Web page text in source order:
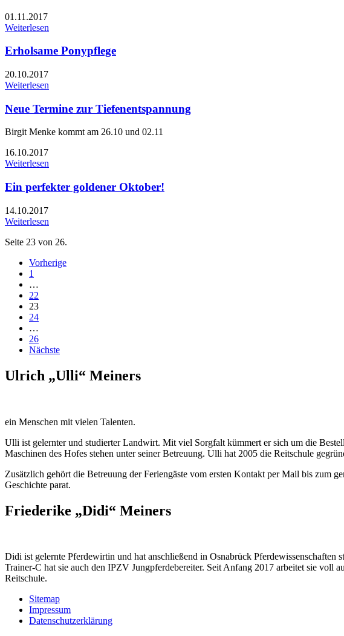
01.11.2017
Weiterlesen
Erholsame Ponypflege
20.10.2017
Weiterlesen
Neue Termine zur Tiefenentspannung
Birgit Menke kommt am 26.10 und 02.11
16.10.2017
Weiterlesen
Ein perfekter goldener Oktober!
14.10.2017
Weiterlesen
Seite 23 von 26.
Vorherige
1
…
22
23
24
…
26
Nächste
Ulrich „Ulli“ Meiners
ein Menschen mit vielen Talenten.
Ulli ist gelernter und studierter Landwirt. Mit viel Sorgfalt kümmert er sich um die
Maschinen des Hofes stehen unter seiner Betreuung. Ulli hat 2005 die Reitschule
Zusätzlich gehört die Betreuung der Feriengäste vom ersten Kontakt per Mail bis zum
Geschichte parat.
Friederike „Didi“ Meiners
Didi ist gelernte Pferdewirtin und hat anschließend in Osnabrück
Trainer-C hat sie auch den IPZV Jungpferdebereiter. Seit Anfang 2017 arbeitet sie
Reitschule.
Sitemap
Impressum
Datenschutzerklärung